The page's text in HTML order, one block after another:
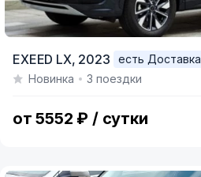
EXEED LX, 2023
есть Доставка
Новинка
3 поездки
от 5552 ₽ / сутки